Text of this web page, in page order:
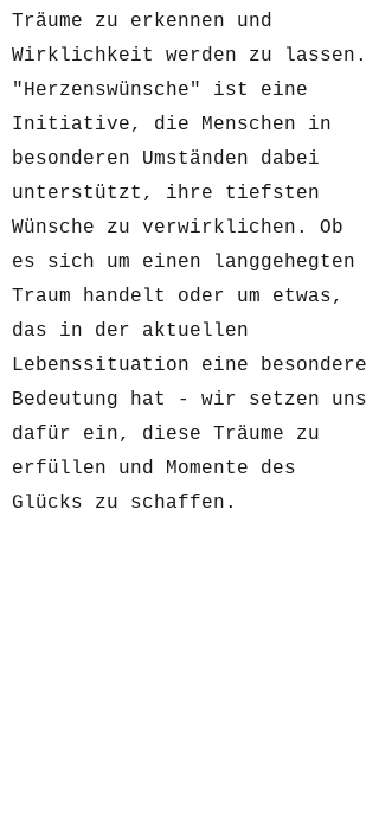
Träume zu erkennen und
Wirklichkeit werden zu lassen.
"Herzenswünsche" ist eine
Initiative, die Menschen in
besonderen Umständen dabei
unterstützt, ihre tiefsten
Wünsche zu verwirklichen. Ob
es sich um einen langgehegten
Traum handelt oder um etwas,
das in der aktuellen
Lebenssituation eine besondere
Bedeutung hat - wir setzen uns
dafür ein, diese Träume zu
erfüllen und Momente des
Glücks zu schaffen.